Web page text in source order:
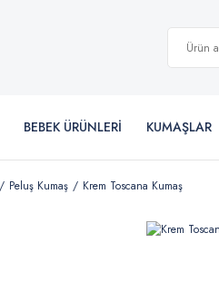
BEBEK ÜRÜNLERİ KUMAŞLAR
Peluş Kumaş Krem Toscana Kumaş